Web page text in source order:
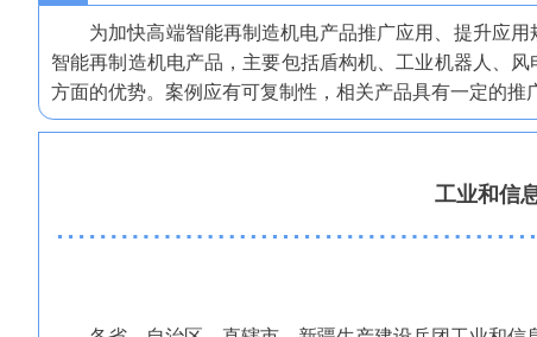
为加快高端智能再制造机电产品推广应用、提升应
智能再制造机电产品，主要包括盾构机、工业机器人、
方面的优势。案例应有可复制性，相关产品具有一定的推
工业和信